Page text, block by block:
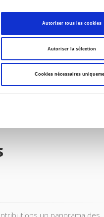
Autoriser tous les cookies
Autoriser la sélection
Cookies nécessaires
un panorama des